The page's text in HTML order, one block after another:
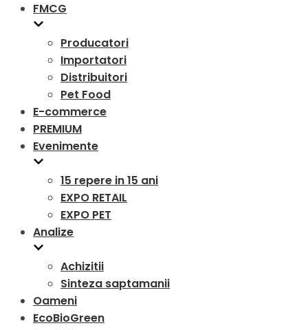
FMCG
Producatori
Importatori
Distribuitori
Pet Food
E-commerce
PREMIUM
Evenimente
15 repere in 15 ani
EXPO RETAIL
EXPO PET
Analize
Achizitii
Sinteza saptamanii
Oameni
EcoBioGreen